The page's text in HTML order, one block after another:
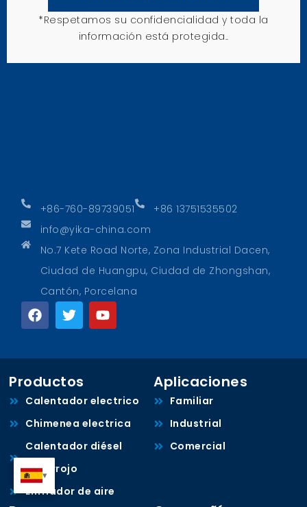
+86-760-89739051
+86 13751535502
info@yika-china.com
No.7 Kete Road Norte, Zona Industrial Dacen,
Ciudad de Huangpu, Ciudad de Zhongshan,
Cantón, Porcelana
*Respetamos su confidencialidad y toda la
información está protegida..
Productos
Calentador electrico
Chimenea electrica
Calentador diésel
infrarrojo
Enfriador de aire
Aplicaciones
Familiar
Industrial
Comercial